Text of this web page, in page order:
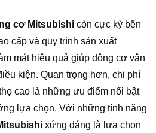
cơ Mitsubishi còn cực kỳ bền
cấp và quy trình sản xuất
mát hiệu quả giúp động cơ vận
kiện. Quan trọng hơn, chi phí
cao là những ưu điểm nổi bật
lựa chọn. Với những tính năng
xứng đáng là lựa chọn